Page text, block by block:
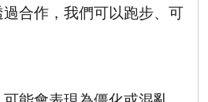
合作，我們可以跑步、可